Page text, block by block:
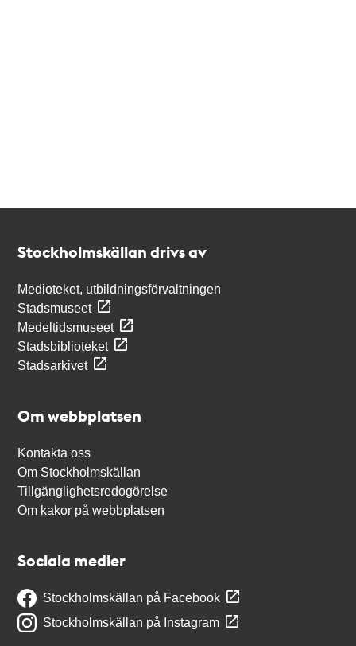
Stockholmskällan drivs av
Medioteket, utbildningsförvaltningen
Stadsmuseet
Medeltidsmuseet
Stadsbiblioteket
Stadsarkivet
Om webbplatsen
Kontakta oss
Om Stockholmskällan
Tillgänglighetsredogörelse
Om kakor på webbplatsen
Sociala medier
Stockholmskällan på Facebook
Stockholmskällan på Instagram